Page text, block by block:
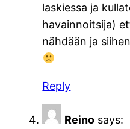
laskiessa ja
havainnoitsija)
nähdään ja
Reply
Reino says: